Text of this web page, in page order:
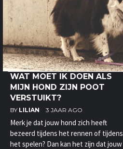
WAT MOET IK DOEN ALS
MIJN HOND ZIJN POOT
VERSTUIKT?
BY LILIAN 3 JAAR AGO
Merk je dat jouw hond zich heeft
bezeerd tijdens het rennen of tijdens
het spelen? Dan kan het zijn dat jouw